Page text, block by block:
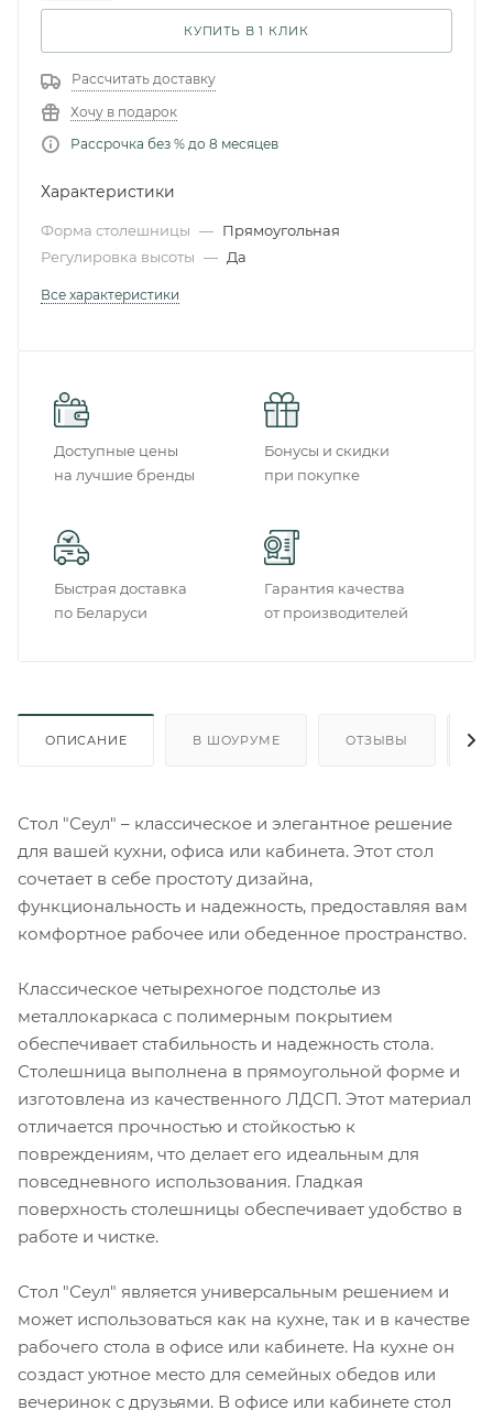
КУПИТЬ В 1 КЛИК
Рассчитать доставку
Хочу в подарок
Рассрочка без % до 8 месяцев
Характеристики
Форма столешницы — Прямоугольная
Регулировка высоты — Да
Все характеристики
Доступные цены
на лучшие бренды
Бонусы и скидки
при покупке
Быстрая доставка
по Беларуси
Гарантия качества
от производителей
ОПИСАНИЕ В ШОУРУМЕ ОТЗЫВЫ
Стол "Сеул" – классическое и элегантное решение
для вашей кухни, офиса или кабинета. Этот стол
сочетает в себе простоту дизайна,
функциональность и надежность, предоставляя вам
комфортное рабочее или обеденное пространство.
Классическое четырехногое подстолье из
металлокаркаса с полимерным покрытием
обеспечивает стабильность и надежность стола.
Столешница выполнена в прямоугольной форме и
изготовлена из качественного ЛДСП. Этот материал
отличается прочностью и стойкостью к
повреждениям, что делает его идеальным для
повседневного использования. Гладкая
поверхность столешницы обеспечивает удобство в
работе и чистке.
Стол "Сеул" является универсальным решением и
может использоваться как на кухне, так и в качестве
рабочего стола в офисе или кабинете. На кухне он
создаст уютное место для семейных обедов или
вечеринок с друзьями. В офисе или кабинете стол